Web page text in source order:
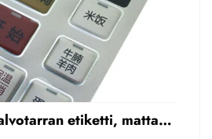
Kiiltävä muovikalvotarran etiketti, mattapintainen etupaneelin tarran etiketti, korostettu polycarbonaattipäällys